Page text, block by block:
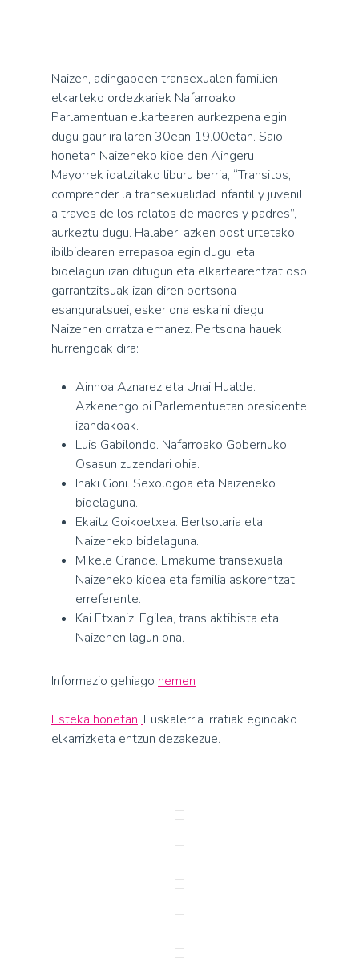
Naizen, adingabeen transexualen familien
elkarteko ordezkariek Nafarroako
Parlamentuan elkartearen aurkezpena egin
dugu gaur irailaren 30ean 19.00etan. Saio
honetan Naizeneko kide den Aingeru
Mayorrek idatzitako liburu berria, “Transitos,
comprender la transexualidad infantil y juvenil
a traves de los relatos de madres y padres”,
aurkeztu dugu. Halaber, azken bost urtetako
ibilbidearen errepasoa egin dugu, eta
bidelagun izan ditugun eta elkartearentzat oso
garrantzitsuak izan diren pertsona
esanguratsuei, esker ona eskaini diegu
Naizenen orratza emanez. Pertsona hauek
hurrengoak dira:
Ainhoa Aznarez eta Unai Hualde.
Azkenengo bi Parlementuetan presidente
izandakoak.
Luis Gabilondo. Nafarroako Gobernuko
Osasun zuzendari ohia.
Iñaki Goñi. Sexologoa eta Naizeneko
bidelaguna.
Ekaitz Goikoetxea. Bertsolaria eta
Naizeneko bidelaguna.
Mikele Grande. Emakume transexuala,
Naizeneko kidea eta familia askorentzat
erreferente.
Kai Etxaniz. Egilea, trans aktibista eta
Naizenen lagun ona.
Informazio gehiago hemen
Esteka honetan, Euskalerria Irratiak egindako
elkarrizketa entzun dezakezue.